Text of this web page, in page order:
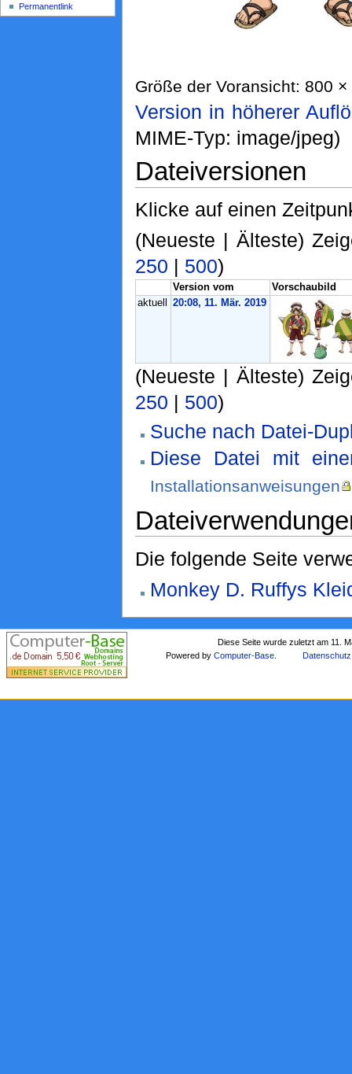
Größe der Voransicht: 800
Version in höherer
MIME-Typ: image/jpeg)
Dateiversionen
Klicke auf einen
(Neueste | Älteste)
250 | 500)
Version vom
Vorschaubild
aktuell
20:08, 11. Mär. 2019
(Neueste | Älteste)
250 | 500)
Suche nach Datei-
Diese Datei mit
Installationsanweisungen
Die folgende Seite
Monkey D. Ruffys
Permanentlink
Diese Seite wurde zuletzt am 11.
Powered byComputer-Base Datenschutz